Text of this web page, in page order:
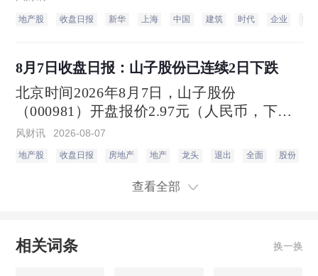
元，上涨1%。当日最高价14.9元，最低达
地产股 收盘日报 新华 上海 中国 建筑 时代 企业 能
8月7日收盘日报：山子股份已连续2日下跌
北京时间2026年8月7日，山子股份
（000981）开盘报价2.97元（人民币，下
同），收盘于2.98元，相比上一个交易日的
收盘价3.01元，下跌1%。当日最高价3元，
风财讯 2026-08-07
地产股 收盘日报 房地产 地产 龙头 退出 全面 股份
查看全部
相关词条 换一换